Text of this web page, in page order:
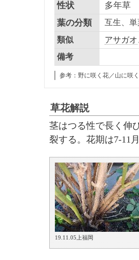
性状
多年草
葉の分類
互生、
類似
アサガオ
備考
参考：野に咲く花／山に咲
草花解説
茎はつる性で長く伸
裂する。花期は7-11
19.11.05上福岡